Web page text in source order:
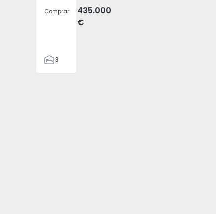
Comprar
435.000
€
3